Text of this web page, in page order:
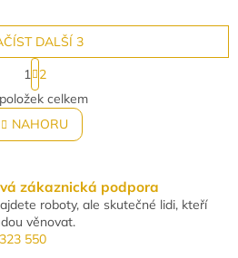
a stříbrnou hůlku s vločkou.
Ideální pro...
O
v
l
á
a
c
í
p
r
DALŠÍ 3
S
t
r
á
n
k
á
n
í
1
2
položek celkem
NAHORU
zákaznická podpora
roboty, ale skutečné lidi, kteří
věnovat.
550